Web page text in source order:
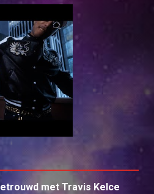
met Travis Kelce